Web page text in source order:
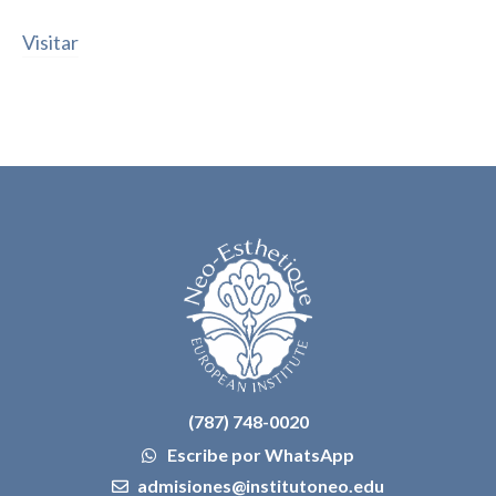
Visitar
(787) 748-0020
Escribe por WhatsApp
admisiones@institutoneo.edu